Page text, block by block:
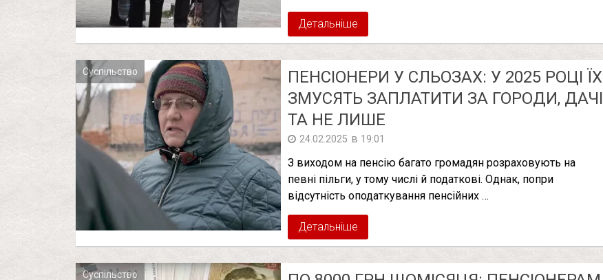
Детальніше
Суспільство
ПЕНСІОНЕРИ У СЛЬОЗАХ: У 2025 РОЦІ ЇХ
ЗМУСЯТЬ ЗАПЛАТИТИ ЗА ГОРОДИ, ДАЧІ
ТА НЕ ЛИШЕ
24.02.2025 в 19:01
З виходом на пенсію багато громадян розраховують на
певні пільги, у тому числі й податкові. Однак, попри
відсутність оподаткування пенсійних …
Детальніше
Суспільство